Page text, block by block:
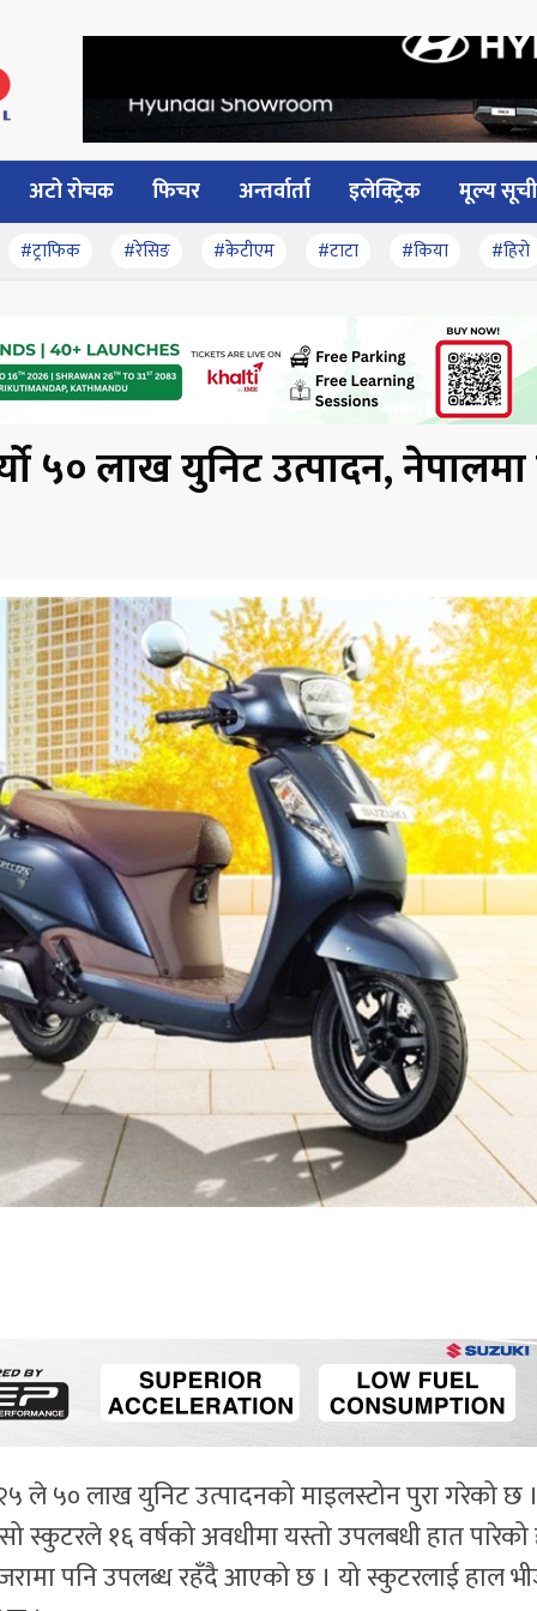
अटो रोचक फिचर अन्तर्वार्ता इलेक्ट्रिक मूल्य सूची
#ट्राफिक #रेसिङ #केटीएम #टाटा #किया #हिरो
५० लाख युनिट उत्पादन,
ले ५० लाख युनिट उत्पादनको माइलस्टोन पुरा गरेको छ
१६ वर्षको अवधीमा यस्तो उपलबधी हात पारेको
पनि उपलब्ध रहँदै आएको छ । यो स्कुटरलाई हाल